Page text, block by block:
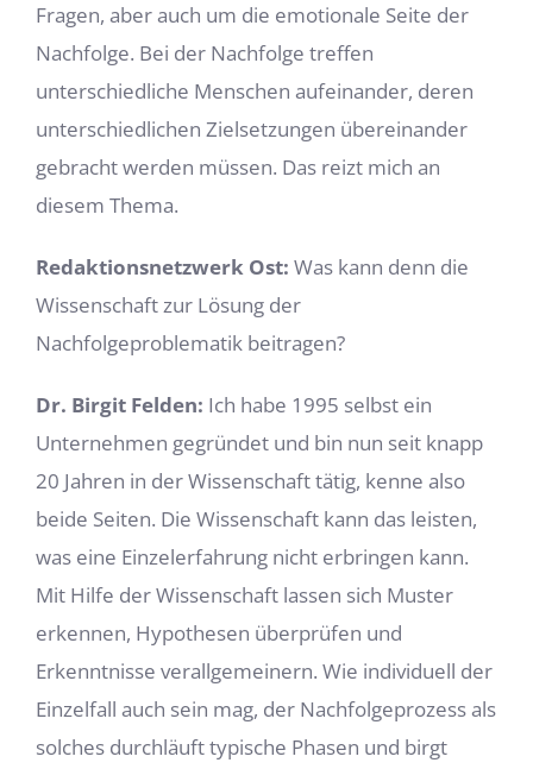
Fragen, aber auch um die emotionale Seite der
Nachfolge. Bei der Nachfolge treffen
unterschiedliche Menschen aufeinander, deren
unterschiedlichen Zielsetzungen übereinander
gebracht werden müssen. Das reizt mich an
diesem Thema.
Redaktionsnetzwerk Ost: Was kann denn die
Wissenschaft zur Lösung der
Nachfolgeproblematik beitragen?
Dr. Birgit Felden: Ich habe 1995 selbst ein
Unternehmen gegründet und bin nun seit knapp
20 Jahren in der Wissenschaft tätig, kenne also
beide Seiten. Die Wissenschaft kann das leisten,
was eine Einzelerfahrung nicht erbringen kann.
Mit Hilfe der Wissenschaft lassen sich Muster
erkennen, Hypothesen überprüfen und
Erkenntnisse verallgemeinern. Wie individuell der
Einzelfall auch sein mag, der Nachfolgeprozess als
solches durchläuft typische Phasen und birgt